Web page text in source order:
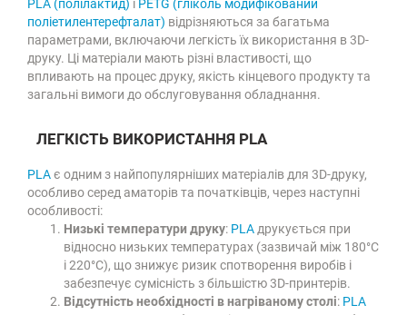
PLA (полілактид) і PETG (гліколь модифікований
поліетилентерефталат) відрізняються за багатьма
параметрами, включаючи легкість їх використання в 3D-
друку. Ці матеріали мають різні властивості, що
впливають на процес друку, якість кінцевого продукту та
загальні вимоги до обслуговування обладнання.
ЛЕГКІСТЬ ВИКОРИСТАННЯ PLA
PLAє одним з найпопулярніших матеріалів для 3D-друку,
особливо серед аматорів та початківців, через наступні
особливості:
Низькі температури друку: PLA друкується при
відносно низьких температурах (зазвичай між 180°C
і 220°C), що знижує ризик спотворення виробів і
забезпечує сумісність з більшістю 3D-принтерів.
Відсутність необхідності в нагріваному столі: PLA